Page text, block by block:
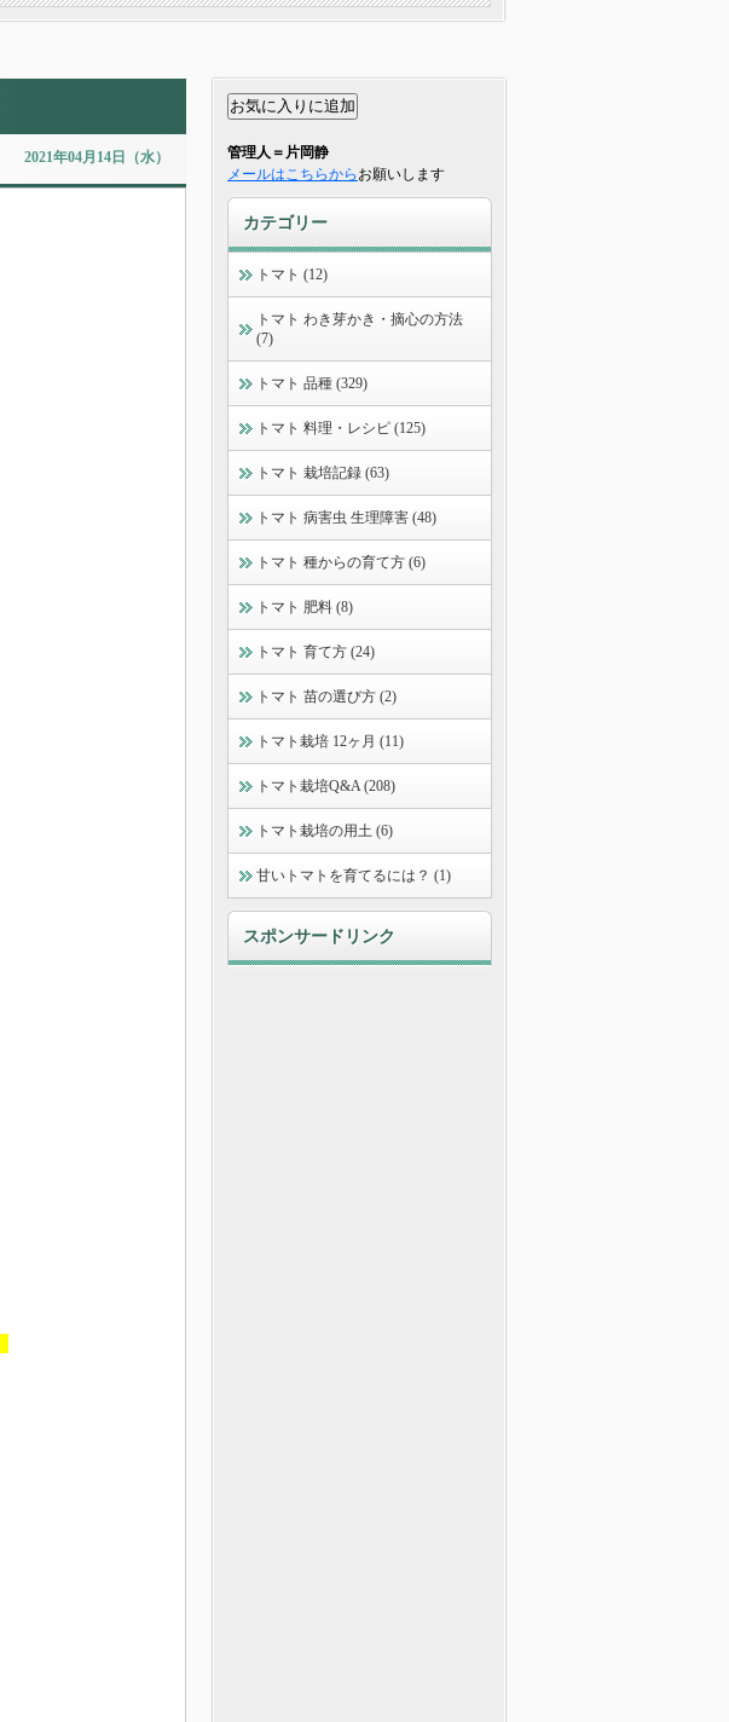
2021年04月14日（水）
管理人＝片岡静
メールはこちらから お願いします
カテゴリー
トマト (12)
トマト わき芽かき・摘心の方法
(7)
トマト 品種 (329)
トマト 料理・レシピ (125)
トマト 栽培記録 (63)
トマト 病害虫 生理障害 (48)
トマト 種からの育て方 (6)
トマト 肥料 (8)
トマト 育て方 (24)
トマト 苗の選び方 (2)
トマト栽培 12ヶ月 (11)
トマト栽培Q&A (208)
トマト栽培の用土 (6)
甘いトマトを育てるには？ (1)
スポンサードリンク